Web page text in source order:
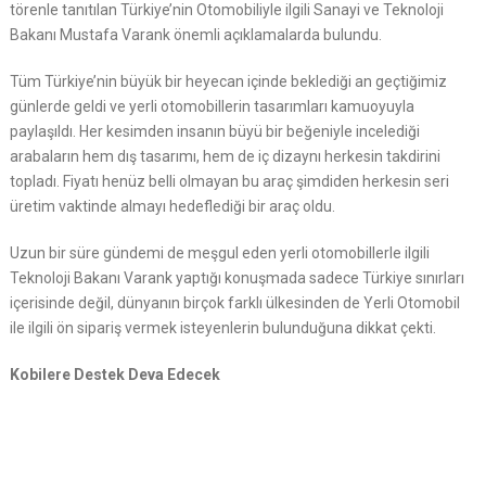
törenle tanıtılan Türkiye’nin Otomobiliyle ilgili Sanayi ve Teknoloji
Bakanı Mustafa Varank önemli açıklamalarda bulundu.
Tüm Türkiye’nin büyük bir heyecan içinde beklediği an geçtiğimiz
günlerde geldi ve yerli otomobillerin tasarımları kamuoyuyla
paylaşıldı. Her kesimden insanın büyü bir beğeniyle incelediği
arabaların hem dış tasarımı, hem de iç dizaynı herkesin takdirini
topladı. Fiyatı henüz belli olmayan bu araç şimdiden herkesin seri
üretim vaktinde almayı hedeflediği bir araç oldu.
Uzun bir süre gündemi de meşgul eden yerli otomobillerle ilgili
Teknoloji Bakanı Varank yaptığı konuşmada sadece Türkiye sınırları
içerisinde değil, dünyanın birçok farklı ülkesinden de Yerli Otomobil
ile ilgili ön sipariş vermek isteyenlerin bulunduğuna dikkat çekti.
Kobilere Destek Deva Edecek